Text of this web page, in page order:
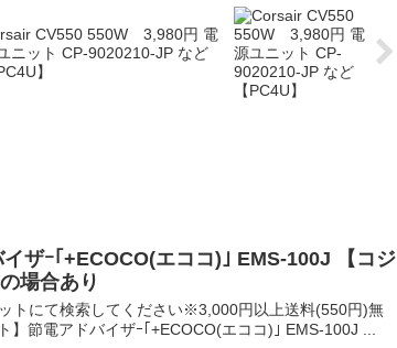
CV550 550W 3,980円 電
ニット CP-9020210-JP など
】
ザｰ｢+ECOCO(エココ)｣ EMS‐100J 【コジ
場合あり
トにて検索してください※3,000円以上送料(550円)無
節電アドバイザｰ｢+ECOCO(エココ)｣ EMS‐100J ...